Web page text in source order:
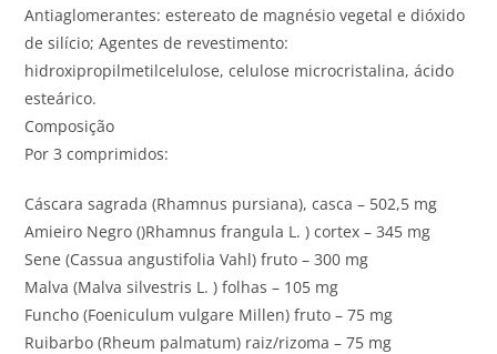
Antiaglomerantes: estereato de magnésio vegetal e dióxido
de silício; Agentes de revestimento:
hidroxipropilmetilcelulose, celulose microcristalina, ácido
esteárico.
Composição
Por 3 comprimidos:
Cáscara sagrada (Rhamnus pursiana), casca – 502,5 mg
Amieiro Negro ()Rhamnus frangula L. ) cortex – 345 mg
Sene (Cassua angustifolia Vahl) fruto – 300 mg
Malva (Malva silvestris L. ) folhas – 105 mg
Funcho (Foeniculum vulgare Millen) fruto – 75 mg
Ruibarbo (Rheum palmatum) raiz/rizoma – 75 mg